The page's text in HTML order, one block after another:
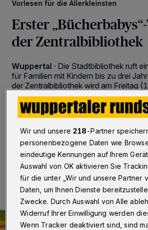
Vorlesen für die Allerkleinsten
Erster
der Zentralbibliothek
Wuppertal · Die Stadtbibliothek ruft
für Familien mit Kindern bis zu drei
der Zentralbibliothek wird am Freitag
2021) erstmalig für die Allerkleinsten
vorgelesen. Ein zweiter
Dezember – ab 2022 soll das
16.11.2021 , 15:00 Uhr 2 Minuten
Wir und unsere 218-Partner
personenbezogene Daten wie
eindeutige Kennungen auf Ihrem
Auswahl von OK aktivieren Sie
für die unter „Wir und unsere Partner
Daten, um Ihnen Dienste
Zwecke. Durch Auswahl von Alle
Widerruf Ihrer Einwilligung werden
Wenn Tracker deaktiviert sind, sind